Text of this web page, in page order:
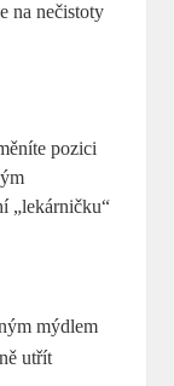
na nečistoty
pozici
„lekárničku“
mýdlem
utřít